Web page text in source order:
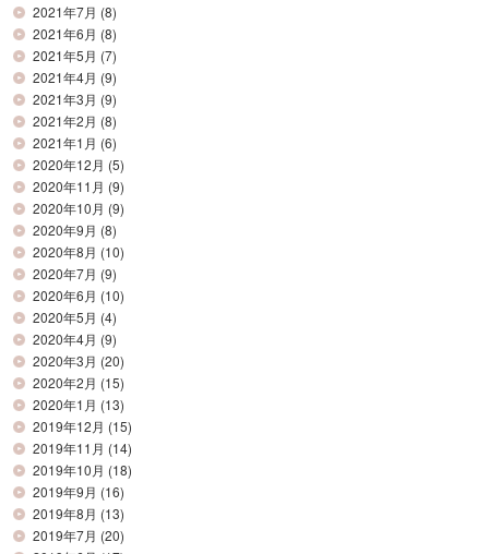
2021年7月 (8)
2021年6月 (8)
2021年5月 (7)
2021年4月 (9)
2021年3月 (9)
2021年2月 (8)
2021年1月 (6)
2020年12月 (5)
2020年11月 (9)
2020年10月 (9)
2020年9月 (8)
2020年8月 (10)
2020年7月 (9)
2020年6月 (10)
2020年5月 (4)
2020年4月 (9)
2020年3月 (20)
2020年2月 (15)
2020年1月 (13)
2019年12月 (15)
2019年11月 (14)
2019年10月 (18)
2019年9月 (16)
2019年8月 (13)
2019年7月 (20)